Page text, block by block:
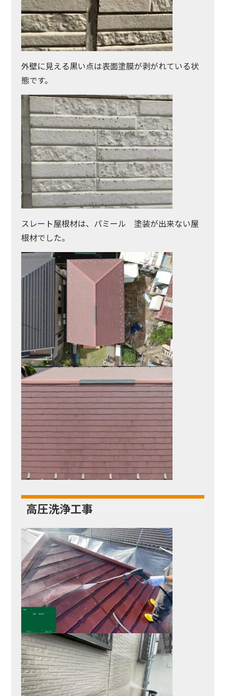
外壁に見える黒い点は表面塗膜が剥がれている状
態です。
スレート屋根材は、パミール 塗装が出来ない屋
根材でした。
高圧洗浄工事